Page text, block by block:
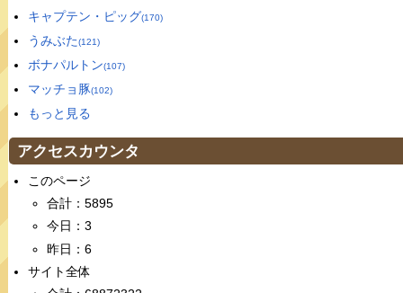
キャプテン・ピッグ(170)
うみぶた(121)
ボナパルトン(107)
マッチョ豚(102)
もっと見る
アクセスカウンタ
このページ
合計：5895
今日：3
昨日：6
サイト全体